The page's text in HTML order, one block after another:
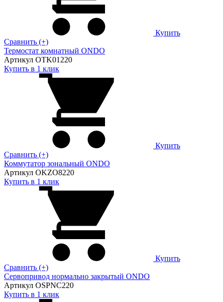
Купить
Сравнить (+)
Термостат комнатный ONDO
Артикул OTK01220
Купить в 1 клик
Купить
Сравнить (+)
Коммутатор зональный ONDO
Артикул OKZO8220
Купить в 1 клик
Купить
Сравнить (+)
Сервопривод нормально закрытый ONDO
Артикул OSPNC220
Купить в 1 клик